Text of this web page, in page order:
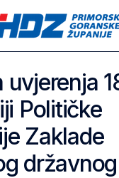
uvjerenja
Političke
Zaklade